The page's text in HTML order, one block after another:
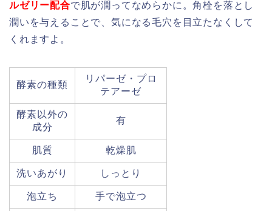
ルゼリー配合で肌が潤ってなめらかに。角栓を落とし
潤いを与えることで、気になる毛穴を目立たなくして
くれますよ。
酵素の種類
リパーゼ・プロ
テアーゼ
酵素以外の
成分
有
肌質 乾燥肌
洗いあがり しっとり
泡立ち 手で泡立つ